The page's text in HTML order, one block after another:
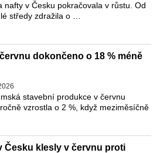
nafty v Česku pokračovala v růstu. Od
středy zdražila o …
dokončeno o 18 % méně
stavební produkce v červnu
vzrostla o 2 %, když meziměsíčně
Česku klesly v červnu proti